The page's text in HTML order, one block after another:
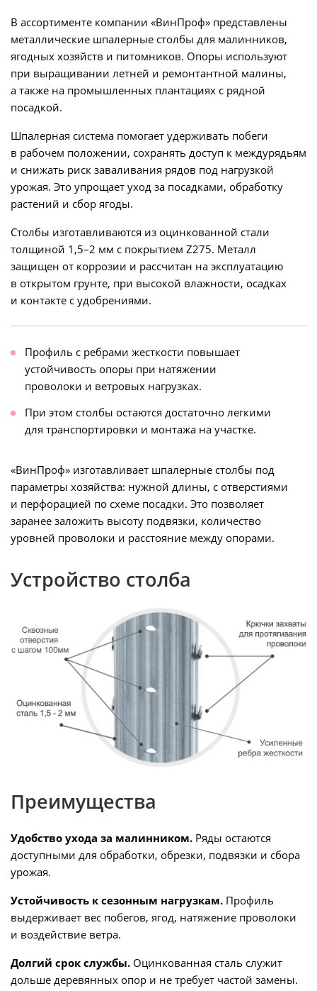
В ассортименте компании «ВинПроф» представлены
металлические шпалерные столбы для малинников,
ягодных хозяйств и питомников. Опоры используют
при выращивании летней и ремонтантной малины,
а также на промышленных плантациях с рядной
посадкой.
Шпалерная система помогает удерживать побеги
в рабочем положении, сохранять доступ к междурядьям
и снижать риск заваливания рядов под нагрузкой
урожая. Это упрощает уход за посадками, обработку
растений и сбор ягоды.
Столбы изготавливаются из оцинкованной стали
толщиной 1,5–2 мм с покрытием Z275. Металл
защищен от коррозии и рассчитан на эксплуатацию
в открытом грунте, при высокой влажности, осадках
и контакте с удобрениями.
Профиль с ребрами жесткости повышает
устойчивость опоры при натяжении
проволоки и ветровых нагрузках.
При этом столбы остаются достаточно легкими
для транспортировки и монтажа на участке.
«ВинПроф» изготавливает шпалерные столбы под
параметры хозяйства: нужной длины, с отверстиями
и перфорацией по схеме посадки. Это позволяет
заранее заложить высоту подвязки, количество
уровней проволоки и расстояние между опорами.
Устройство столба
Преимущества
Удобство ухода за малинником. Ряды остаются
доступными для обработки, обрезки, подвязки и сбора
урожая.
Устойчивость к сезонным нагрузкам. Профиль
выдерживает вес побегов, ягод, натяжение проволоки
и воздействие ветра.
Долгий срок службы. Оцинкованная сталь служит
дольше деревянных опор и не требует частой замены.